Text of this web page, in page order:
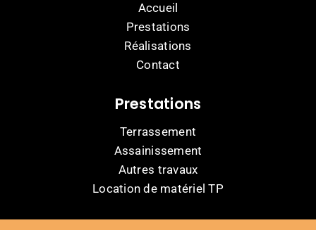
Accueil
Prestations
Réalisations
Contact
Prestations
Terrassement
Assainissement
Autres travaux
Location de matériel TP